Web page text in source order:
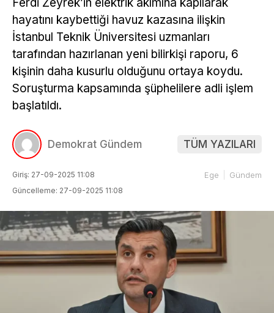
hayatını kaybettiği havuz kazasına ilişkin
İstanbul Teknik Üniversitesi uzmanları
tarafından hazırlanan yeni bilirkişi raporu, 6
kişinin daha kusurlu olduğunu ortaya koydu.
Soruşturma kapsamında şüphelilere adli işlem
başlatıldı.
Demokrat Gündem TÜM YAZILARI
Giriş: 27-09-2025 11:08
Güncelleme: 27-09-2025 11:08
Ege Gündem